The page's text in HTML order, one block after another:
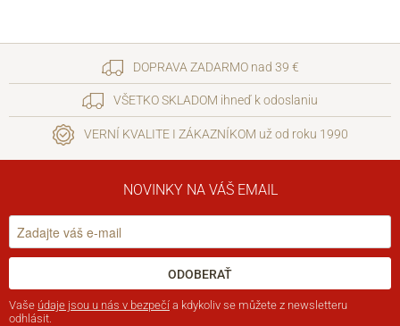
DOPRAVA ZADARMO nad 39 €
VŠETKO SKLADOM ihneď k odoslaniu
VERNÍ KVALITE I ZÁKAZNÍKOM už od roku 1990
NOVINKY NA VÁŠ EMAIL
ODOBERAŤ
Vaše údaje jsou u nás v bezpečí a kdykoliv se můžete z newsletteru
odhlásit.